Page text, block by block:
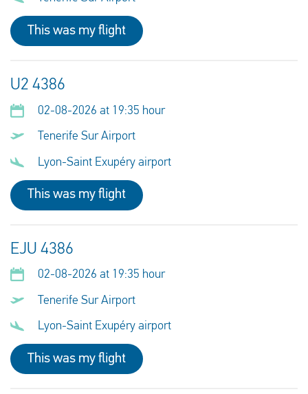
This was my flight
U2 4386
02-08-2026 at 19:35 hour
Tenerife Sur Airport
Lyon-Saint Exupéry airport
This was my flight
EJU 4386
02-08-2026 at 19:35 hour
Tenerife Sur Airport
Lyon-Saint Exupéry airport
This was my flight